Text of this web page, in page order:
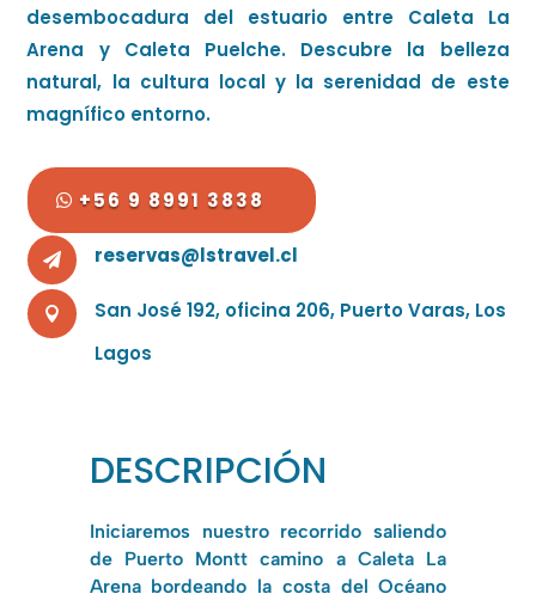
desembocadura del estuario entre Caleta La
Arena y Caleta Puelche. Descubre la belleza
natural, la cultura local y la serenidad de este
magnífico entorno.
+56 9 8991 3838
 reservas@lstravel.cl

San José 192, oficina 206, Puerto Varas, Los
Lagos
DESCRIPCIÓN
Iniciaremos nuestro recorrido saliendo
de Puerto Montt camino a Caleta La
Arena bordeando la costa del Océano